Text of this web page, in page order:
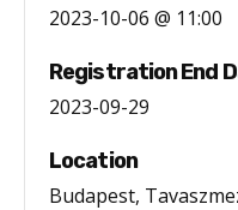
2023-10-06 @ 11:00
Registration End
2023-09-29
Location
Budapest,